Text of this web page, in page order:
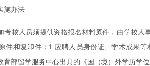
施办法
考核人员须提供资格报名材料原件，由学校
件和复印件：1.应聘人员身份证、学术成果
育部留学服务中心出具的《国（境）外学历学位